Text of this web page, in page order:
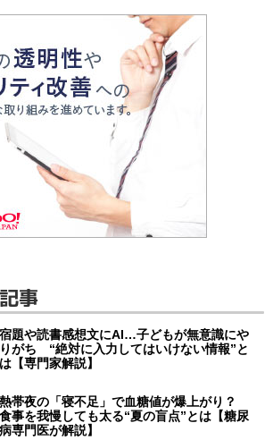
事
宿題や読書感想文にAI…子どもが無意識にや
りがち “絶対に入力してはいけない情報”と
は【専門家解説】
熱帯夜の「寝不足」で血糖値が爆上がり？
食事を我慢しても太る“夏の盲点”とは【糖尿
病専門医が解説】